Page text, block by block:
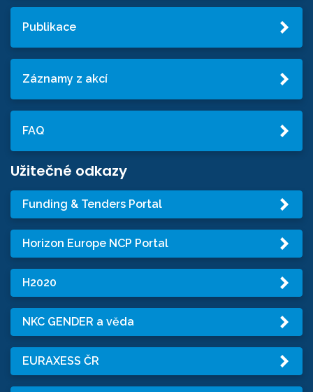
Publikace
Záznamy z akcí
FAQ
Užitečné odkazy
Funding & Tenders Portal
Horizon Europe NCP Portal
H2020
NKC GENDER a věda
EURAXESS ČR